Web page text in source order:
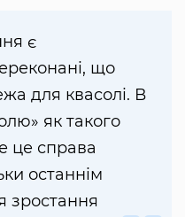
є
що
для квасолі. В
як такого
це справа
останнім
зростання